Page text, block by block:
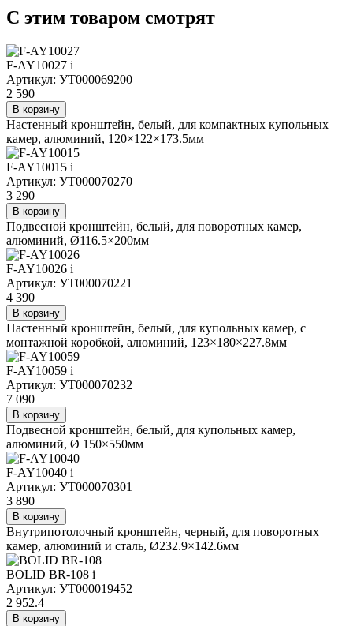
C этим товаром смотрят
F-AY10027 i
Артикул: УТ000069200
2 590
В корзину
Настенный кронштейн, белый, для компактных купольных
камер, алюминий, 120×122×173.5мм
F-AY10015 i
Артикул: УТ000070270
3 290
В корзину
Подвесной кронштейн, белый, для поворотных камер,
алюминий, Ø116.5×200мм
F-AY10026 i
Артикул: УТ000070221
4 390
В корзину
Настенный кронштейн, белый, для купольных камер, с
монтажной коробкой, алюминий, 123×180×227.8мм
F-AY10059 i
Артикул: УТ000070232
7 090
В корзину
Подвесной кронштейн, белый, для купольных камер,
алюминий, Ø 150×550мм
F-AY10040 i
Артикул: УТ000070301
3 890
В корзину
Внутрипотолочный кронштейн, черный, для поворотных
камер, алюминий и сталь, Ø232.9×142.6мм
BOLID BR-108 i
Артикул: УТ000019452
2 952.4
В корзину